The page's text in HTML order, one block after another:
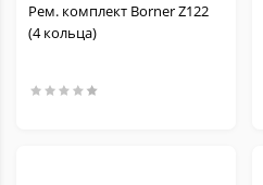
Рем. комплект Borner Z122
(4 кольца)